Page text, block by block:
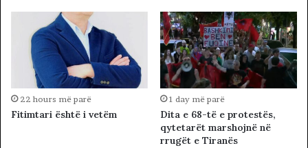
22 hours më parë
Fitimtari është i vetëm
1 day më parë
Dita e 68-të e protestës,
qytetarët marshojnë në
rrugët e Tiranës